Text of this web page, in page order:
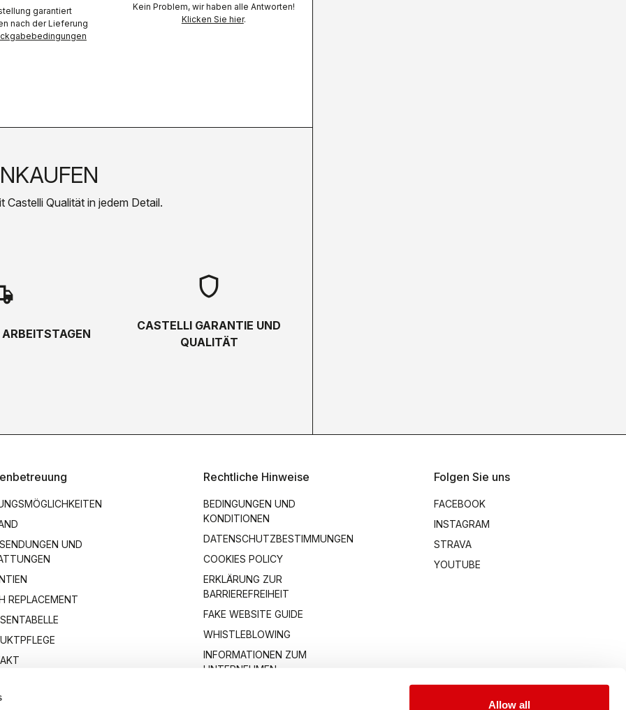
Allow all
garantiert
nach der Lieferung
Kein Problem, wir haben alle Antworten!
Klicken Sie hier.
Qualität in jedem Detail.
shield
CASTELLI GARANTIE UND
QUALITÄT
UND
REPLACEMENT
Rechtliche Hinweise
BEDINGUNGEN UND
KONDITIONEN
DATENSCHUTZBESTIMMUNGEN
COOKIES POLICY
ERKLÄRUNG ZUR
BARRIEREFREIHEIT
FAKE WEBSITE GUIDE
WHISTLEBLOWING
INFORMATIONEN ZUM
UNTERNEHMEN
Folgen Sie uns
FACEBOOK
INSTAGRAM
STRAVA
YOUTUBE